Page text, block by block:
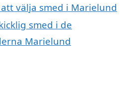
välja smed i Marielund
smed i de
Marielund